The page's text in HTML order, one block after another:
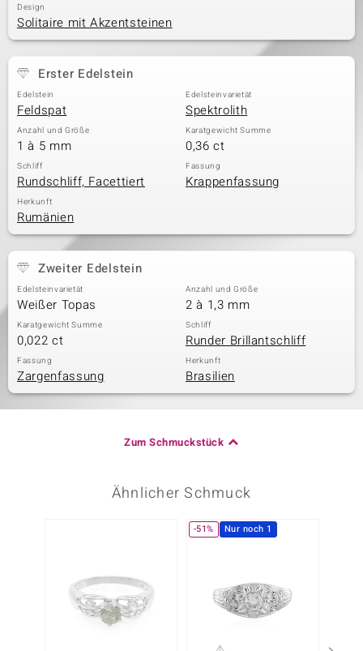
Design
Solitaire mit Akzentsteinen
Erster Edelstein
Edelstein
Feldspat
Edelsteinvarietät
Spektrolith
Anzahl und Größe
1 à 5 mm
Karatgewicht Summe
0,36 ct
Schliff
Rundschliff, Facettiert
Fassung
Krappenfassung
Herkunft
Rumänien
Zweiter Edelstein
Edelsteinvarietät
Weißer Topas
Anzahl und Größe
2 à 1,3 mm
Karatgewicht Summe
0,022 ct
Schliff
Runder Brillantschliff
Fassung
Zargenfassung
Herkunft
Brasilien
Zum Schmuckstück
Ähnlicher Schmuck
-51% Nur noch 1